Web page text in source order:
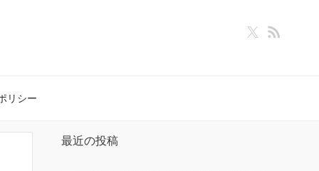
リシー
最近の投稿